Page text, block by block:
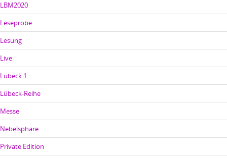
LBM2020
Leseprobe
Lesung
Live
Lübeck 1
Lübeck-Reihe
Messe
Nebelsphäre
Private Edition